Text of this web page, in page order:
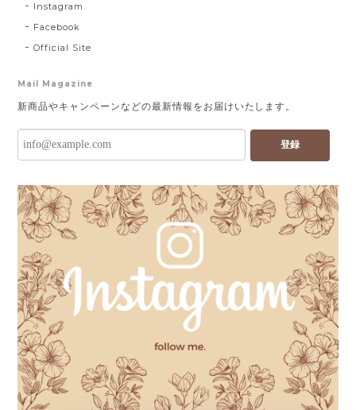
Instagram
Facebook
Official Site
Mail Magazine
新商品やキャンペーンなどの最新情報をお届けいたします。
登録